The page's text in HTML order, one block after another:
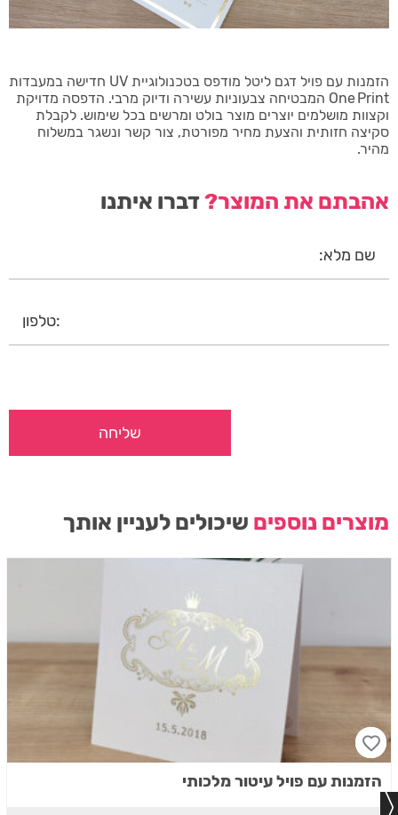
הזמנות עם פויל דגם ליטל מודפס בטכנולוגיית UV חדישה במעבדות
One Print המבטיחה צבעוניות עשירה ודיוק מרבי. הדפסה מדויקת
וקצוות מושלמים יוצרים מוצר בולט ומרשים בכל שימוש. לקבלת
סקיצה חזותית והצעת מחיר מפורטת, צור קשר ונשגר במשלוח
מהיר.
אהבתם את המוצר?דברו איתנו
מוצרים נוספים שיכולים לעניין אותך
הזמנות עם פויל עיטור מלכותי